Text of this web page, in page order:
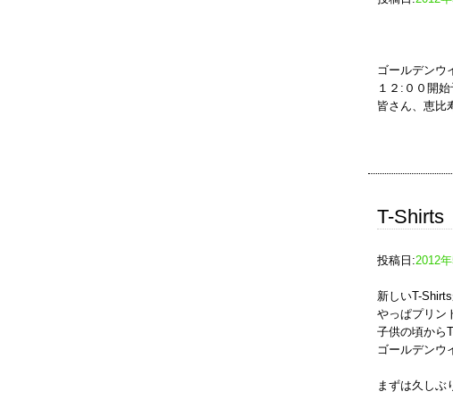
ゴールデンウ
１２:００開
皆さん、恵比
T-Shirts
投稿日:2012
新しいT-
やっぱプリン
子供の頃から
ゴールデンウ
まずは久しぶ